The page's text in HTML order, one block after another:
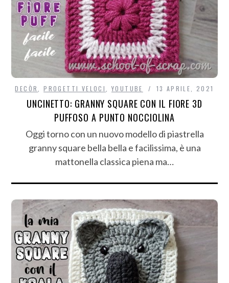
DECÒR ,PROGETTI VELOCI YOUTUBE 13 APRILE, 2021
UNCINETTO: GRANNY SQUARE CON IL FIORE 3D
PUFFOSO A PUNTO NOCCIOLINA
Oggi torno con un nuovo modello di piastrella
granny square bella bella e facilissima, è una
mattonella classica piena ma…